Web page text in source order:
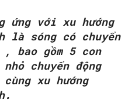
ứng với xu hướng
là sóng có chuyển
, bao gồm 5 con
nhỏ chuyển động
cùng xu hướng